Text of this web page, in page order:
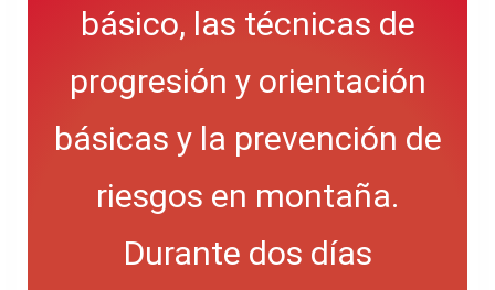
básico, las técnicas de
progresión y orientación
básicas y la prevención de
riesgos en montaña.
Durante dos días